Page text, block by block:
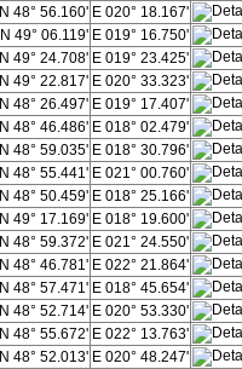
N 48° 56.160' E 020° 18.167'
N 49° 06.119' E 019° 16.750'
N 49° 24.708' E 019° 23.425'
N 49° 22.817' E 020° 33.323'
N 48° 26.497' E 019° 17.407'
N 48° 46.486' E 018° 02.479'
N 48° 59.035' E 018° 30.796'
N 48° 55.441' E 021° 00.760'
N 48° 50.459' E 018° 25.166'
N 49° 17.169' E 018° 19.600'
N 48° 59.372' E 021° 24.550'
N 48° 46.781' E 022° 21.864'
N 48° 57.471' E 018° 45.654'
N 48° 52.714' E 020° 53.330'
N 48° 55.672' E 022° 13.763'
N 48° 52.013' E 020° 48.247'